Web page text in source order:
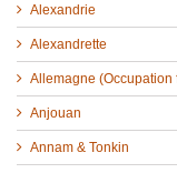
Alexandrie
Alexandrette
Allemagne (Occupation
Anjouan
Annam & Tonkin